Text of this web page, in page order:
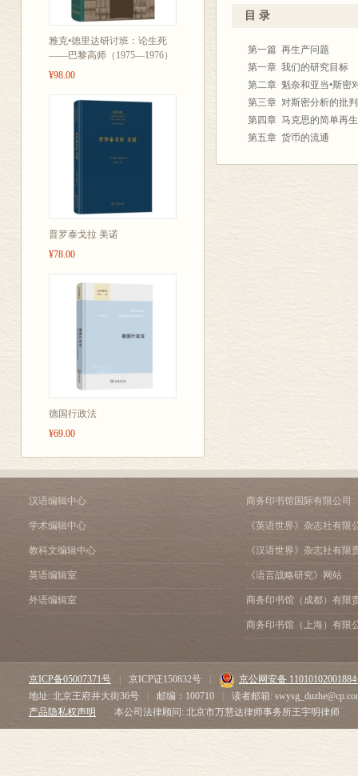
雅克•德里达研讨班：论生死
——巴黎高师（1975—1976）
¥98.00
普罗泰戈拉 美诺
¥78.00
德国行政法
¥69.00
解决，也没有
解答这个问题
经济学的重要
在其著名的再
换：生产资料
目 录
第一篇 再生产问题
第一章 我们的研究目标
第二章 魁奈和亚当•斯密
第三章 对斯密分析的批判
第四章 马克思的简单再
第五章 货币的流通
第二十章 尼古拉-逊
第二十二章 布尔加科夫
第二十三章 杜冈-巴拉诺
第二十四章 俄国“合法”
第二十五章 扩大再生产
第二十六章 资本的再生
第二十七章 反对自然经
第二十八章 商品经济的
第三十章 国际贷款
第三十一章 保护性关税
第三十二章 作为累领域
汉语编辑中心
学术编辑中心
教科文编辑中心
英语编辑室
外语编辑室
商务印书馆国际有限公司
《英语世界》杂志社有限
《汉语世界》杂志社有限
《语言战略研究》网站
商务印书馆（成都）有限
商务印书馆（上海）有限
京ICP备05007371号 京ICP证150832号
京公网安备
地址: 北京王府井大街36号
邮编：100710
读者邮箱:
产品隐私权声明
本公司法律顾问: 北京市万慧达律师事务所王宇明律师